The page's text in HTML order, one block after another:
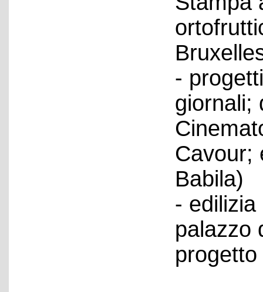
-
giornali;
Cavour;
Babila)
-
palazzo